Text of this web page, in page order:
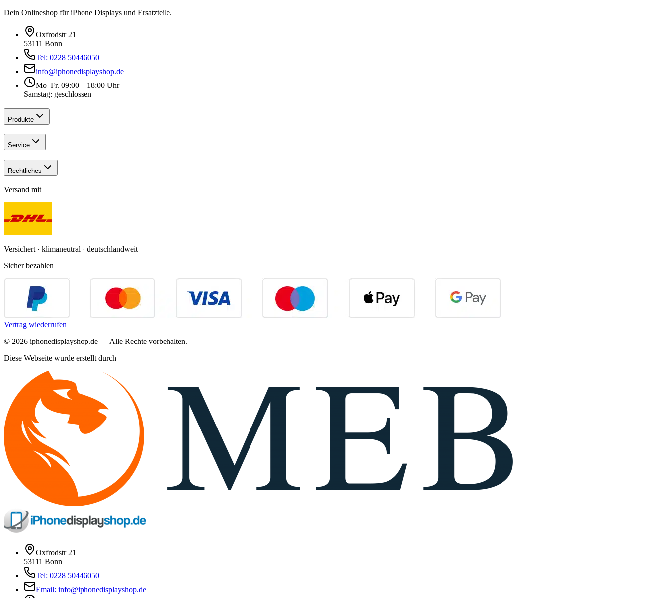
Dein Onlineshop für iPhone Displays und Ersatzteile.
Oxfrodstr 21
53111 Bonn
Tel: 0228 50446050
info@iphonedisplayshop.de
Mo–Fr. 09:00 – 18:00 Uhr
Samstag: geschlossen
Produkte
Service
Rechtliches
Versand mit
Versichert · klimaneutral · deutschlandweit
Sicher bezahlen
Vertrag wiederrufen
© 2026 iphonedisplayshop.de — Alle Rechte vorbehalten.
Diese Webseite wurde erstellt durch
Oxfrodstr 21
53111 Bonn
Tel: 0228 50446050
Email: info@iphonedisplayshop.de